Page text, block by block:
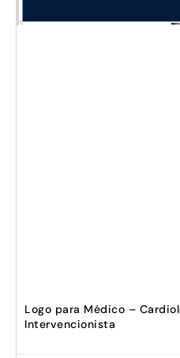
Logo para Médico –
Intervencionista